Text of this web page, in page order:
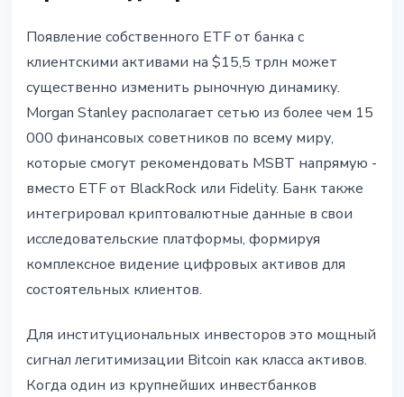
Появление собственного ETF от банка с
клиентскими активами на $15,5 трлн может
существенно изменить рыночную динамику.
Morgan Stanley располагает сетью из более чем 15
000 финансовых советников по всему миру,
которые смогут рекомендовать MSBT напрямую -
вместо ETF от BlackRock или Fidelity. Банк также
интегрировал криптовалютные данные в свои
исследовательские платформы, формируя
комплексное видение цифровых активов для
состоятельных клиентов.
Для институциональных инвесторов это мощный
сигнал легитимизации Bitcoin как класса активов.
Когда один из крупнейших инвестбанков